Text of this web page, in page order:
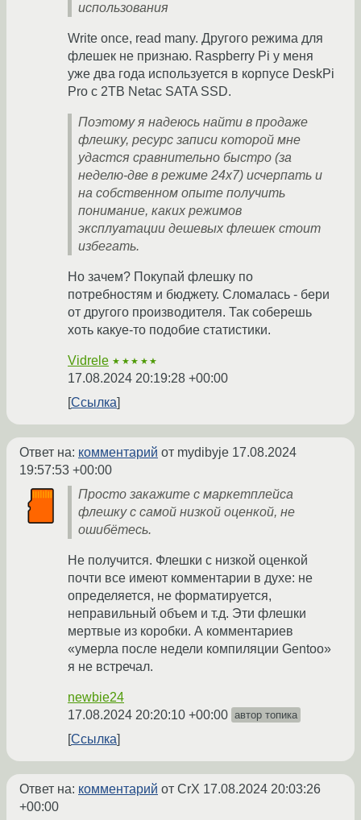
использования
Write once, read many. Другого режима для
флешек не признаю. Raspberry Pi у меня
уже два года используется в корпусе DeskPi
Pro с 2TB Netac SATA SSD.
Поэтому я надеюсь найти в продаже
флешку, ресурс записи которой мне
удастся сравнительно быстро (за
неделю-две в режиме 24x7) исчерпать и
на собственном опыте получить
понимание, каких режимов
эксплуатации дешевых флешек стоит
избегать.
Но зачем? Покупай флешку по
потребностям и бюджету. Сломалась - бери
от другого производителя. Так соберешь
хоть какуе-то подобие статистики.
Vidrele ★★★★★
17.08.2024 20:19:28 +00:00
Ссылка
Ответ на: комментарий от mydibyje 17.08.2024
19:57:53 +00:00
Просто закажите с маркетплейса
флешку с самой низкой оценкой, не
ошибётесь.
Не получится. Флешки с низкой оценкой
почти все имеют комментарии в духе: не
определяется, не форматируется,
неправильный объем и т.д. Эти флешки
мертвые из коробки. А комментариев
«умерла после недели компиляции Gentoo»
я не встречал.
newbie24
17.08.2024 20:20:10 +00:00 автор топика
Ссылка
Ответ на: комментарий от CrX 17.08.2024 20:03:26
+00:00